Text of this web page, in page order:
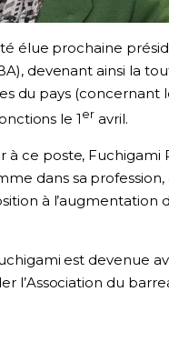
élue prochaine
devenant ainsi la
du pays (concernant
le 1er avril.
ce poste, Fuchigami
dans sa profession,
à l’augmentation
est devenue
l’Association du